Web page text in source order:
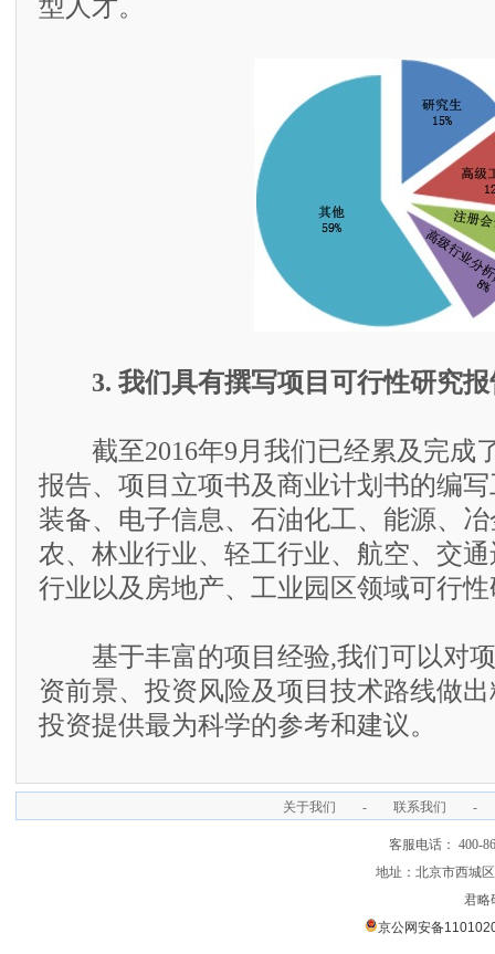
型人才。
3. 我们具有撰写项目可行性研究
截至2016年9月我们已经累及完成
报告、项目立项书及商业计划书的编
装备、电子信息、石油化工、能源、
农、林业行业、轻工行业、航空、交
行业以及房地产、工业园区领域可行
基于丰富的项目经验,我们可以对项
资前景、投资风险及项目技术路线做
投资提供最为科学的参考和建议。
关于我们 - 联系我们 -
客服电话： 400-
地址：北京市西城
君略
京公网安备